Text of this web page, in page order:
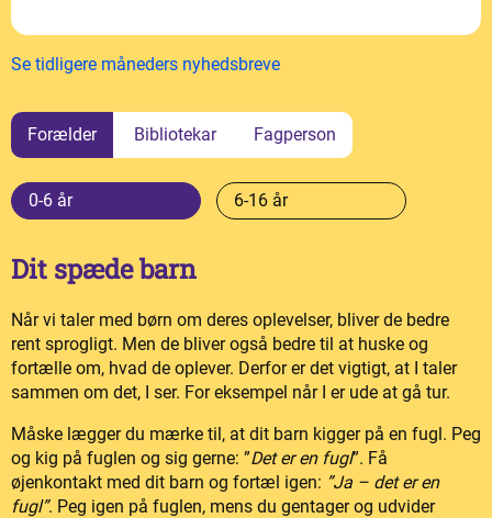
Se tidligere måneders nyhedsbreve
Forælder Bibliotekar Fagperson
0-6 år 6-16 år
Dit spæde barn
Når vi taler med børn om deres oplevelser, bliver de bedre
rent sprogligt. Men de bliver også bedre til at huske og
fortælle om, hvad de oplever. Derfor er det vigtigt, at I taler
sammen om det, I ser. For eksempel når I er ude at gå tur.
Måske lægger du mærke til, at dit barn kigger på en fugl. Peg
og kig på fuglen og sig gerne: ”Det er en fugl”. Få
øjenkontakt med dit barn og fortæl igen: ”Ja – det er en
fugl”. Peg igen på fuglen, mens du gentager og udvider